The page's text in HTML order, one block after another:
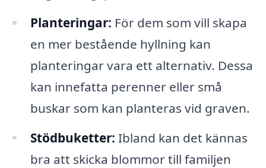
Planteringar: För dem som vill skapa
en mer bestående hyllning kan
planteringar vara ett alternativ. Dessa
kan innefatta perenner eller små
buskar som kan planteras vid graven.
Stödbuketter: Ibland kan det kännas
bra att skicka blommor till familjen